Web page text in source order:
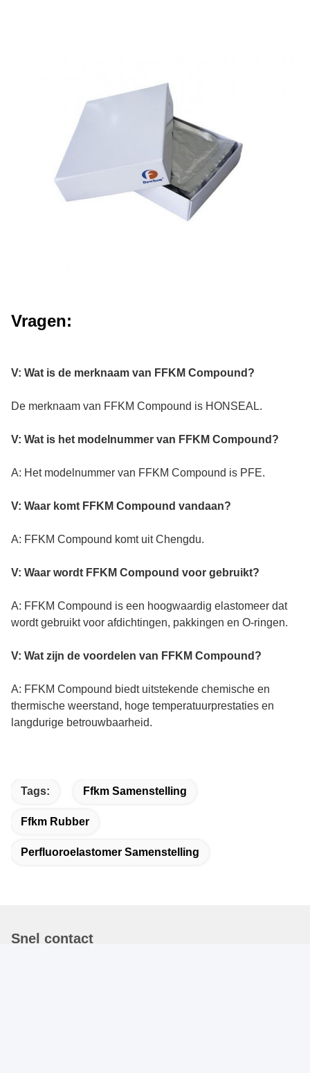
Vragen:
V: Wat is de merknaam van FFKM Compound?
De merknaam van FFKM Compound is HONSEAL.
V: Wat is het modelnummer van FFKM Compound?
A: Het modelnummer van FFKM Compound is PFE.
V: Waar komt FFKM Compound vandaan?
A: FFKM Compound komt uit Chengdu.
V: Waar wordt FFKM Compound voor gebruikt?
A: FFKM Compound is een hoogwaardig elastomeer dat
wordt gebruikt voor afdichtingen, pakkingen en O-ringen.
V: Wat zijn de voordelen van FFKM Compound?
A: FFKM Compound biedt uitstekende chemische en
thermische weerstand, hoge temperatuurprestaties en
langdurige betrouwbaarheid.
Tags: Ffkm Samenstelling
Ffkm Rubber
Perfluoroelastomer Samenstelling
Snel contact